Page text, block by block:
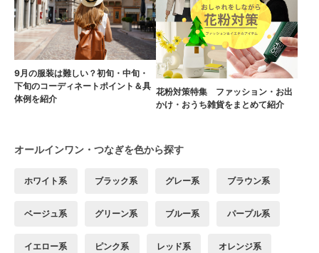
9月の服装は難しい？初旬・中旬・
下旬のコーディネートポイント＆具
体例を紹介
花粉対策特集 ファッション・お出
かけ・おうち雑貨をまとめて紹介
オールインワン・つなぎを色から探す
ホワイト系 ブラック系 グレー系 ブラウン系
ベージュ系 グリーン系 ブルー系 パープル系
イエロー系 ピンク系 レッド系 オレンジ系